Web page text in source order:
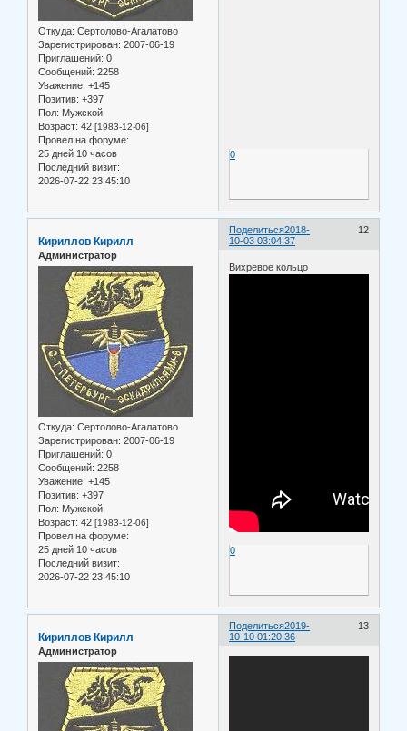
Откуда: Сертолово-Агалатово
Зарегистрирован: 2007-06-19
Приглашений: 0
Сообщений: 2258
Уважение: +145
Позитив: +397
Пол: Мужской
Возраст: 42 [1983-12-06]
Провел на форуме:
25 дней 10 часов
Последний визит:
2026-07-22 23:45:10
0
Поделиться 12
2018-
10-03 03:04:37
Кириллов Кирилл
Администратор
Откуда: Сертолово-Агалатово
Зарегистрирован: 2007-06-19
Приглашений: 0
Сообщений: 2258
Уважение: +145
Позитив: +397
Пол: Мужской
Возраст: 42 [1983-12-06]
Провел на форуме:
25 дней 10 часов
Последний визит:
2026-07-22 23:45:10
Вихревое кольцо
0
Поделиться 13
2019-
10-10 01:20:36
Кириллов Кирилл
Администратор